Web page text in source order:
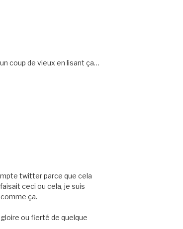
coup de vieux en lisant ça…
twitter parce que cela
ceci ou cela, je suis
ça.
gloire ou fierté de quelque